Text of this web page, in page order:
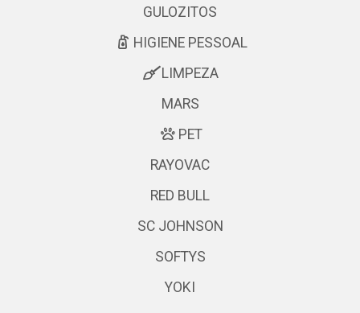
GULOZITOS
HIGIENE PESSOAL
LIMPEZA
MARS
PET
RAYOVAC
RED BULL
SC JOHNSON
SOFTYS
YOKI